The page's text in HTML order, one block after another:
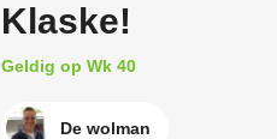
Klaske!
Geldig op Wk 40
De wolman